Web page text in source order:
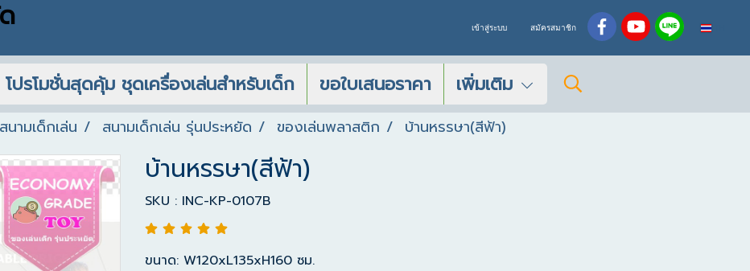
เข้าสู่ระบบ สมัครสมาชิก
โปรโมชั่นสุดคุ้ม ชุดเครื่องเล่นสำหรับเด็ก ขอใบเสนอราคา เพิ่มเติม
สนามเด็กเล่น สนามเด็กเล่น รุ่นประหยัด ของเล่นพลาสติก บ้านหรรษา(สีฟ้า)
บ้านหรรษา(สีฟ้า)
SKU : INC-KP-0107B
ขนาด: W120xL135xH160 ซม.